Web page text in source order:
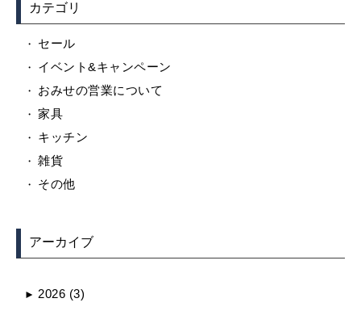
カテゴリ
セール
イベント&キャンペーン
おみせの営業について
家具
キッチン
雑貨
その他
アーカイブ
► 2026 (3)